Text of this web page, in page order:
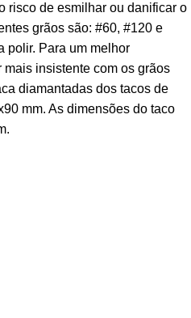
risco de esmilhar ou danificar o
grãos são: #60, #120 e
polir. Para um melhor
insistente com os grãos
diamantadas dos tacos de
mm. As dimensões do taco